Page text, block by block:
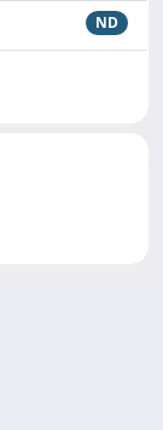
ND